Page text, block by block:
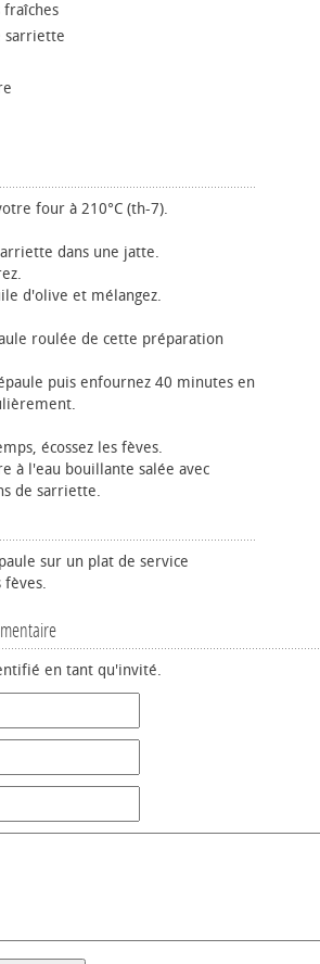
fraîches
sarriette
four à 210°C (th-7).
dans une jatte.
d'olive et mélangez.
roulée de cette préparation
puis enfournez 40 minutes en
écossez les fèves.
à l'eau bouillante salée avec
de sarriette.
sur un plat de service
fèves.
en tant qu'invité.